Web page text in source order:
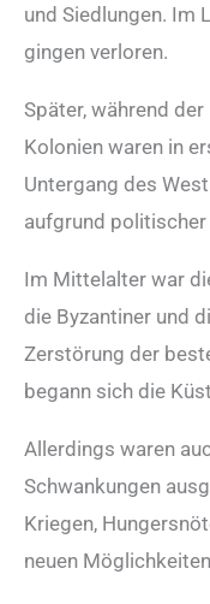
und Siedlungen. Im
gingen verloren.
Später, während
Kolonien waren in
Untergang des
aufgrund
Im Mittelalter war
die Byzantiner und
Zerstörung der
begann sich die
Allerdings waren
Schwankungen
Kriegen,
neuen